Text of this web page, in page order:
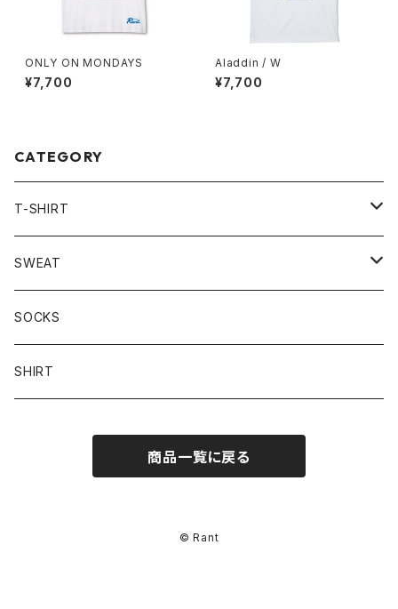
ONLY ON MONDAYS
¥7,700
Aladdin / W
¥7,700
CATEGORY
T-SHIRT
LONG SLEEVE
SWEAT
HOODIE
SWEAT-SHIRT
SOCKS
SHIRT
商品一覧に戻る
© Rant